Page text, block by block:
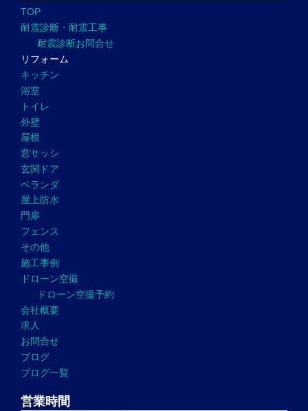
TOP
耐震診断・耐震工事
耐震診断お問合せ
リフォーム
キッチン
浴室
トイレ
外壁
屋根
窓サッシ
玄関ドア
ベランダ
屋上防水
門扉
フェンス
その他
施工事例
ドローン空撮
ドローン空撮予約
会社概要
求人
お問合せ
ブログ
ブログ一覧
営業時間